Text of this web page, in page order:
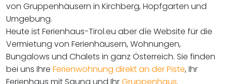
von Gruppenhäusern in Kirchberg, Hopfgarten und
Umgebung.
Heute ist Ferienhaus-Tirol.eu aber díe Website für die
Vermietung von Ferienhäusern, Wohnungen,
Bungalows und Chalets in ganz Österreich. Sie finden
bei uns Ihre Ferienwohnung direkt an der Piste, Ihr